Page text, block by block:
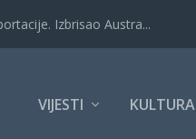
Izbrisao Austra...
VIJESTI KULTURA